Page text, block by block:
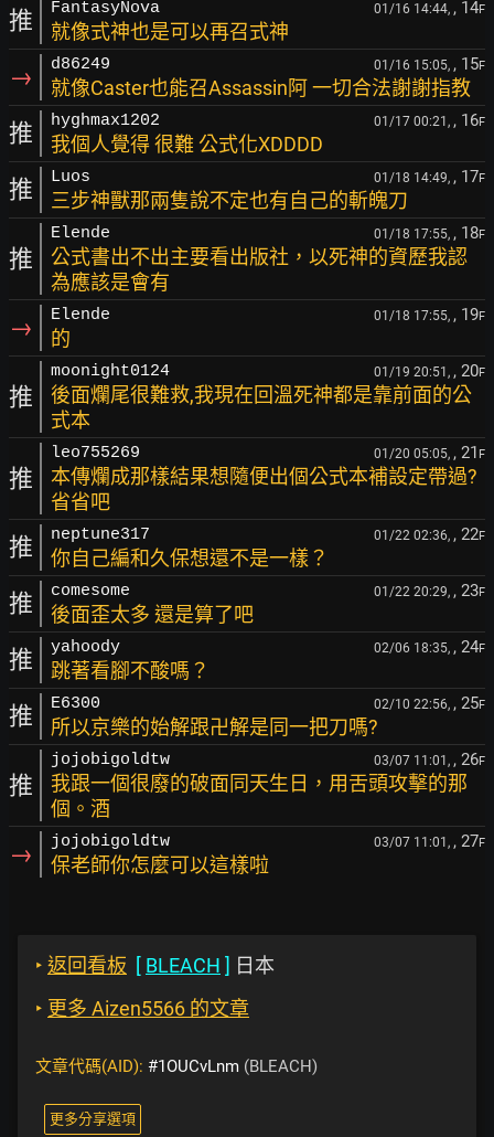
推 FantasyNova 01/16 14:44, , 14F
就像式神也是可以再召式神
→ d86249 01/16 15:05, , 15F
就像Caster也能召Assassin阿 一切合法謝謝指教
推 hyghmax1202 01/17 00:21, , 16F
我個人覺得 很難 公式化XDDDD
推 Luos 01/18 14:49, , 17F
三步神獸那兩隻說不定也有自己的斬魄刀
推
Elende 01/18 17:55, , 18F
公式書出不出主要看出版社，以死神的資歷我認
為應該是會有
→ Elende 01/18 17:55, , 19F
的
推
moonight0124 01/19 20:51, , 20F
後面爛尾很難救,我現在回溫死神都是靠前面的公
式本
推
leo755269 01/20 05:05, , 21 F
本傳爛成那樣結果想隨便出個公式本補設定帶過?
省省吧
推 neptune317 01/22 02:36, , 22F
你自己編和久保想還不是一樣？
推 comesome 01/22 20:29, , 23F
後面歪太多 還是算了吧
推 yahoody 02/06 18:35, , 24F
跳著看腳不酸嗎？
推 E6300 02/10 22:56, , 25F
所以京樂的始解跟卍解是同一把刀嗎?
推
jojobigoldtw 03/07 11:01, , 26F
我跟一個很廢的破面同天生日，用舌頭攻擊的那
個。酒
→ jojobigoldtw 03/07 11:01, , 27F
保老師你怎麼可以這樣啦
‣ 返回看板 [ BLEACH ] 日本
‣ 更多 Aizen5566 的文章
文章代碼(AID): #1OUCvLnm (BLEACH)
更多分享選項